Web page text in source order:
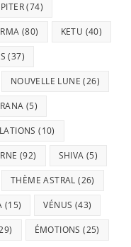
(74)
(80) KETU (40)
(37)
NOUVELLE LUNE (26)
(5)
(10)
(92) SHIVA (5)
THÈME ASTRAL (26)
(15) VÉNUS (43)
ÉMOTIONS (25)